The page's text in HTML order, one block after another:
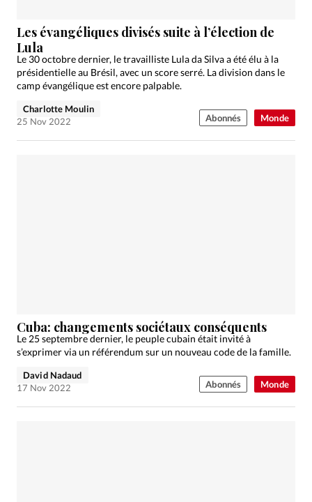
Monde
Les évangéliques divisés suite à l’élection de
Lula
Le 30 octobre dernier, le travailliste Lula da Silva a été élu à la
présidentielle au Brésil, avec un score serré. La division dans le
camp évangélique est encore palpable.
Charlotte Moulin
25 Nov 2022
Abonnés
Monde
Cuba: changements sociétaux conséquents
Le 25 septembre dernier, le peuple cubain était invité à
s’exprimer via un référendum sur un nouveau code de la famille.
David Nadaud
17 Nov 2022
Abonnés